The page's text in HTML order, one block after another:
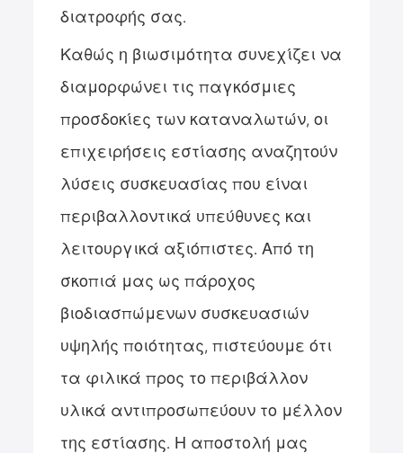
διατροφής σας.
Καθώς η βιωσιμότητα συνεχίζει να
διαμορφώνει τις παγκόσμιες
προσδοκίες των καταναλωτών, οι
επιχειρήσεις εστίασης αναζητούν
λύσεις συσκευασίας που είναι
περιβαλλοντικά υπεύθυνες και
λειτουργικά αξιόπιστες. Από τη
σκοπιά μας ως πάροχος
βιοδιασπώμενων συσκευασιών
υψηλής ποιότητας, πιστεύουμε ότι
τα φιλικά προς το περιβάλλον
υλικά αντιπροσωπεύουν το μέλλον
της εστίασης. Η αποστολή μας